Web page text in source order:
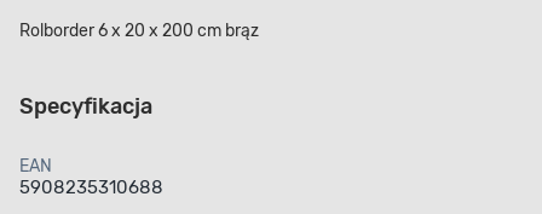
Rolborder 6 x 20 x 200 cm brąz
Specyfikacja
EAN
5908235310688